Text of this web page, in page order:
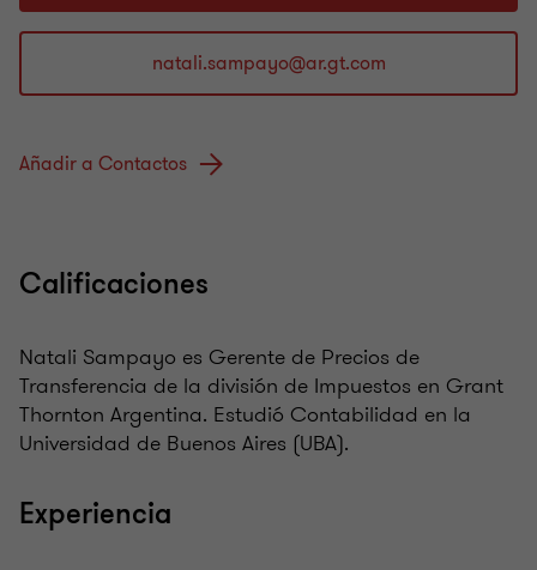
Añadir a Contactos
Calificaciones
Natali Sampayo es Gerente de Precios de
Transferencia de la división de Impuestos en Grant
Thornton Argentina. Estudió Contabilidad en la
Universidad de Buenos Aires (UBA).
Experiencia